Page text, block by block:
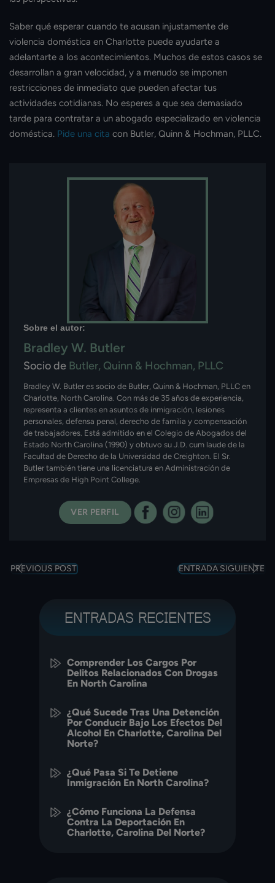
Saber qué esperar cuando te acusan injustamente de
violencia doméstica en Charlotte puede ayudarte a
adelantarte a los acontecimientos. Muchos de estos casos se
desarrollan a gran velocidad, y a menudo se imponen
restricciones de inmediato que pueden afectar tus
actividades cotidianas. No esperes a que sea demasiado
tarde para contratar a un abogado especializado en violencia
doméstica. Pide una cita con Butler, Quinn & Hochman, PLLC.
Sobre el autor:
Bradley W. Butler
Socio de Butler, Quinn & Hochman, PLLC
Bradley W. Butler es socio de Butler, Quinn & Hochman, PLLC en
Charlotte, North Carolina. Con más de 35 años de experiencia,
representa a clientes en asuntos de inmigración, lesiones
personales, defensa penal, derecho de familia y compensación
de trabajadores. Está admitido en el Colegio de Abogados del
Estado North Carolina (1990) y obtuvo su J.D. cum laude de la
Facultad de Derecho de la Universidad de Creighton. El Sr.
Butler también tiene una licenciatura en Administración de
Empresas de High Point College.
VER PERFIL
PREVIOUS POST ENTRADA SIGUIENTE
ENTRADAS RECIENTES
Comprender Los Cargos Por
Delitos Relacionados Con Drogas
En North Carolina
¿Qué Sucede Tras Una Detención
Por Conducir Bajo Los Efectos Del
Alcohol En Charlotte, Carolina Del
Norte?
¿Qué Pasa Si Te Detiene
Inmigración En North Carolina?
¿Cómo Funciona La Defensa
Contra La Deportación En
Charlotte, Carolina Del Norte?